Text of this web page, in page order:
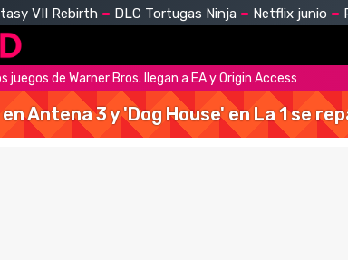
VII Rebirth DLC Tortugas Ninja Netflix junio
juegos de Warner Bros. llegan a EA y Origin Access
Antena 3 y 'Dog House' en La 1 se